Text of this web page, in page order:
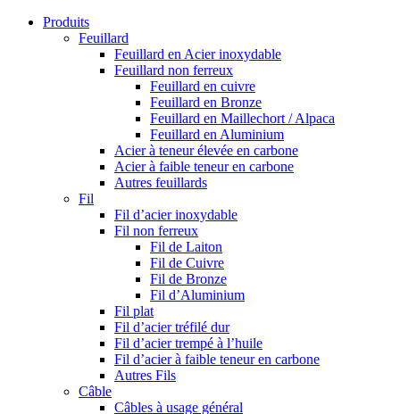
Produits
Feuillard
Feuillard en Acier inoxydable
Feuillard non ferreux
Feuillard en cuivre
Feuillard en Bronze
Feuillard en Maillechort / Alpaca
Feuillard en Aluminium
Acier à teneur élevée en carbone
Acier à faible teneur en carbone
Autres feuillards
Fil
Fil d’acier inoxydable
Fil non ferreux
Fil de Laiton
Fil de Cuivre
Fil de Bronze
Fil d’Aluminium
Fil plat
Fil d’acier tréfilé dur
Fil d’acier trempé à l’huile
Fil d’acier à faible teneur en carbone
Autres Fils
Câble
Câbles à usage général